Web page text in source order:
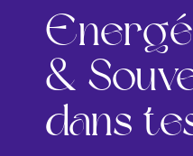
&
dans